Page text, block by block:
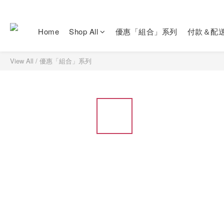
Home Shop All 優惠「組合」系列 付款＆配
View All / 優惠「組合」系列